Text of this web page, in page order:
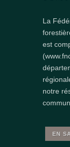
La
est
notre
EN